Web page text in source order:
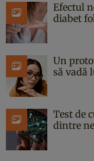
Efectul
diabet
Un
să vadă
Test de
dintre